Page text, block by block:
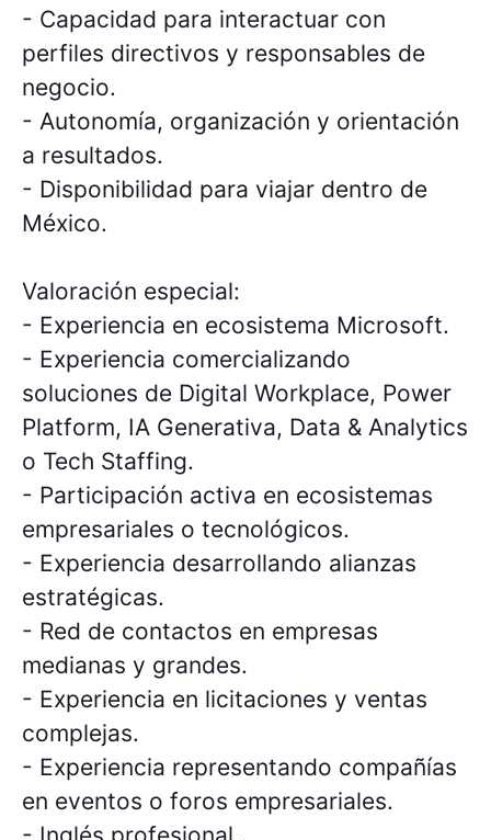
- Capacidad para interactuar con
perfiles directivos y responsables de
negocio.
- Autonomía, organización y orientación
a resultados.
- Disponibilidad para viajar dentro de
México.
Valoración especial:
- Experiencia en ecosistema Microsoft.
- Experiencia comercializando
soluciones de Digital Workplace, Power
Platform, IA Generativa, Data & Analytics
o Tech Staffing.
- Participación activa en ecosistemas
empresariales o tecnológicos.
- Experiencia desarrollando alianzas
estratégicas.
- Red de contactos en empresas
medianas y grandes.
- Experiencia en licitaciones y ventas
complejas.
- Experiencia representando compañías
en eventos o foros empresariales.